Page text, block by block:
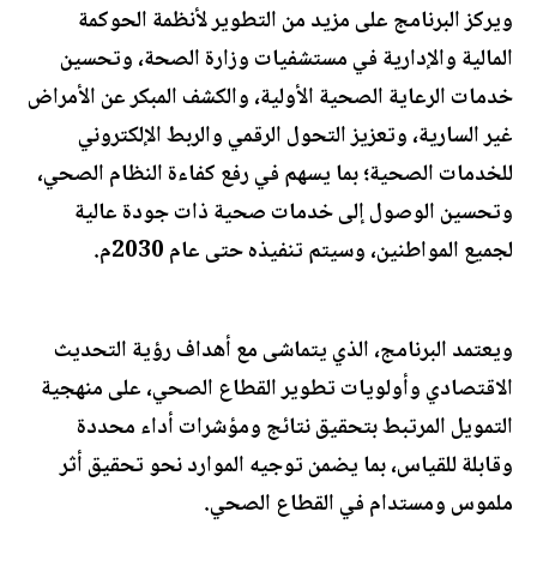
ويركز البرنامج على مزيد من التطوير لأنظمة الحوكمة
المالية والإدارية في مستشفيات وزارة الصحة، وتحسين
خدمات الرعاية الصحية الأولية، والكشف المبكر عن الأمراض
غير السارية، وتعزيز التحول الرقمي والربط الإلكتروني
للخدمات الصحية؛ بما يسهم في رفع كفاءة النظام الصحي،
وتحسين الوصول إلى خدمات صحية ذات جودة عالية
لجميع المواطنين، وسيتم تنفيذه حتى عام 2030م.
ويعتمد البرنامج، الذي يتماشى مع أهداف رؤية التحديث
الاقتصادي وأولويات تطوير القطاع الصحي، على منهجية
التمويل المرتبط بتحقيق نتائج ومؤشرات أداء محددة
وقابلة للقياس، بما يضمن توجيه الموارد نحو تحقيق أثر
ملموس ومستدام في القطاع الصحي.